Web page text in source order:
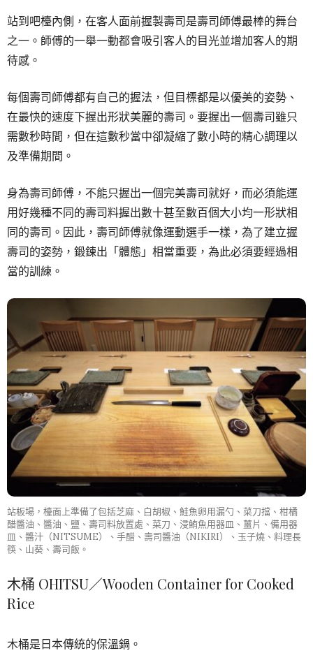
站到吧檯內側，在客人面前握製壽司是壽司師傅最棒的舞台
之一。師傅的一舉一動都會吸引客人的目光並增加客人的期
待感。
每個壽司師傅都有自己的握法，但目標都是以優美的姿勢、
在最快的速度下握出形狀美麗的壽司。要握出一個壽司雖只
需數秒時間，但在這數秒當中卻凝縮了數小時的精心調理以
及準備期間。
身為壽司師傅，不能只握出一個完美壽司就好，而必須能運
用好幾種不同的壽司料握出數十甚至數百個大小均一形狀相
同的壽司。因此，壽司師傅就像運動選手一樣，為了建立握
壽司的姿勢，鍛鍊出「體態」相當重要，為此必須要經過相
當的訓練。
站板場，檯面上準備了包括芝麻、白胡椒、鮭魚卵用漏勺、菜刀擋、柑橘
醋醬油、醬油、鹽、壽司料放置處、菜刀、浸鮪魚用器皿、薑片、備用器
皿、醬汁（NITSUME）、手醋、壽司醬油（NIKIRI）、玉子燒、料理長
筷、山葵、壽司飯。
木桶 OHITSU／Wooden Container for Cooked
Rice
木桶是日本傳統的保溫鍋。